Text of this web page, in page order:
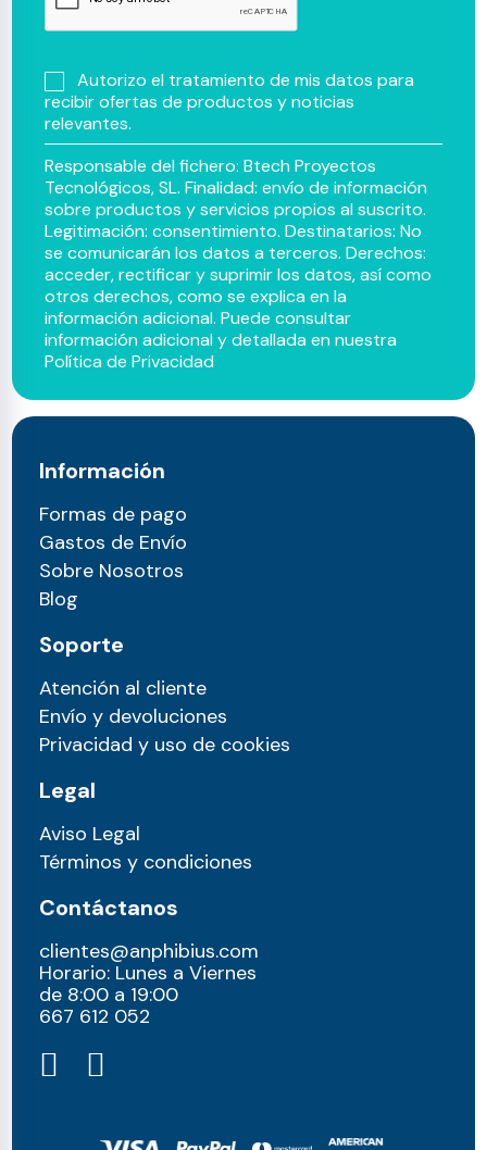
Autorizo el tratamiento de mis datos para
recibir ofertas de productos y noticias
relevantes.
Responsable del fichero: Btech Proyectos
Tecnológicos, SL. Finalidad: envío de información
sobre productos y servicios propios al suscrito.
Legitimación: consentimiento. Destinatarios: No
se comunicarán los datos a terceros. Derechos:
acceder, rectificar y suprimir los datos, así como
otros derechos, como se explica en la
información adicional. Puede consultar
información adicional y detallada en nuestra
Política de Privacidad
Información
Formas de pago
Gastos de Envío
Sobre Nosotros
Blog
Soporte
Atención al cliente
Envío y devoluciones
Privacidad y uso de cookies
Legal
Aviso Legal
Términos y condiciones
Contáctanos
clientes@anphibius.com
Horario: Lunes a Viernes
de 8:00 a 19:00
667 612 052​